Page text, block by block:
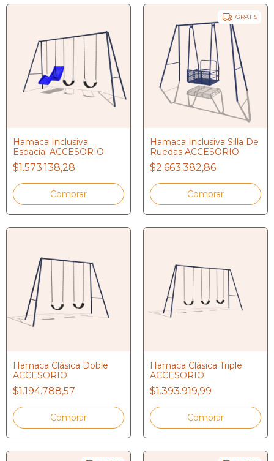
Hamaca Inclusiva
Espacial ACCESORIO
$1.573.138,28
GRATIS
Hamaca Inclusiva Silla De
Ruedas ACCESORIO
$2.663.382,86
Hamaca Clásica Doble
ACCESORIO
$1.194.788,57
Hamaca Clásica Triple
ACCESORIO
$1.393.919,99